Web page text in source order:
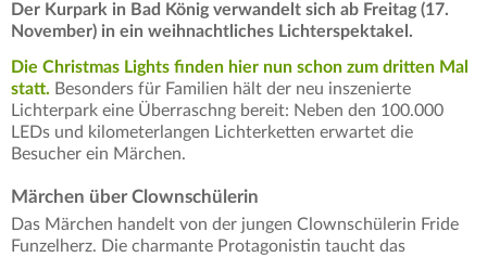
Der Kurpark in Bad König verwandelt sich ab Freitag (17.
November) in ein weihnachtliches Lichterspektakel.
Die Christmas Lights finden hier nun schon zum dritten Mal
statt. Besonders für Familien hält der neu inszenierte
Lichterpark eine Überraschng bereit: Neben den 100.000
LEDs und kilometerlangen Lichterketten erwartet die
Besucher ein Märchen.
Märchen über Clownschülerin
Das Märchen handelt von der jungen Clownschülerin Fride
Funzelherz. Die charmante Protagonistin taucht das